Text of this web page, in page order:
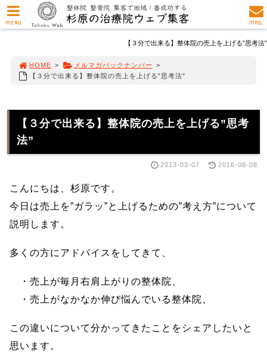
【３分で出来る】整体院の売上を上げる”思考法”
HOME > メルマガバックナンバー
>
【３分で出来る】整体院の売上を上げる"思考法"
【３分で出来る】整体院の売上を上げる”思考
法”
2013-03-07 2016-08-08
こんにちは、杉原です。
今日は売上を”ガラッ”と上げるための”考え方”について
説明します。
多くの方にアドバイスをしてきて、
・売上が毎月右肩上がりの整体院、
・売上がなかなか伸び悩んでいる整体院、
この違いについて分かってきたことをシェアしたいと
思います。
MENU MAIL